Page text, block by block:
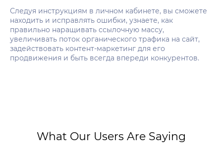
Следуя инструкциям в личном кабинете, вы сможете
находить и исправлять ошибки, узнаете, как
правильно наращивать ссылочную массу,
увеличивать поток органического трафика на сайт,
задействовать контент-маркетинг для его
продвижения и быть всегда впереди конкурентов.
What Our Users Are Saying